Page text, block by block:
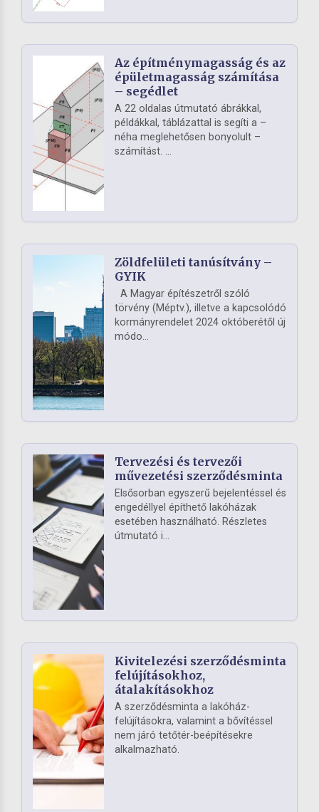
Az építménymagasság és az
épületmagasság számítása
– segédlet
A 22 oldalas útmutató ábrákkal,
példákkal, táblázattal is segíti a –
néha meglehetősen bonyolult –
számítást. ...
Zöldfelületi tanúsítvány –
GYIK
A Magyar építészetről szóló
törvény (Méptv.), illetve a kapcsolódó
kormányrendelet 2024 októberétől új
módo...
Tervezési és tervezői
művezetési szerződésminta
Elsősorban egyszerű bejelentéssel és
engedéllyel építhető lakóházak
esetében használható. Részletes
útmutató i...
Kivitelezési szerződésminta
felújításokhoz,
átalakításokhoz
A szerződésminta a lakóház-
felújításokra, valamint a bővítéssel
nem járó tetőtér-beépítésekre
alkalmazható.